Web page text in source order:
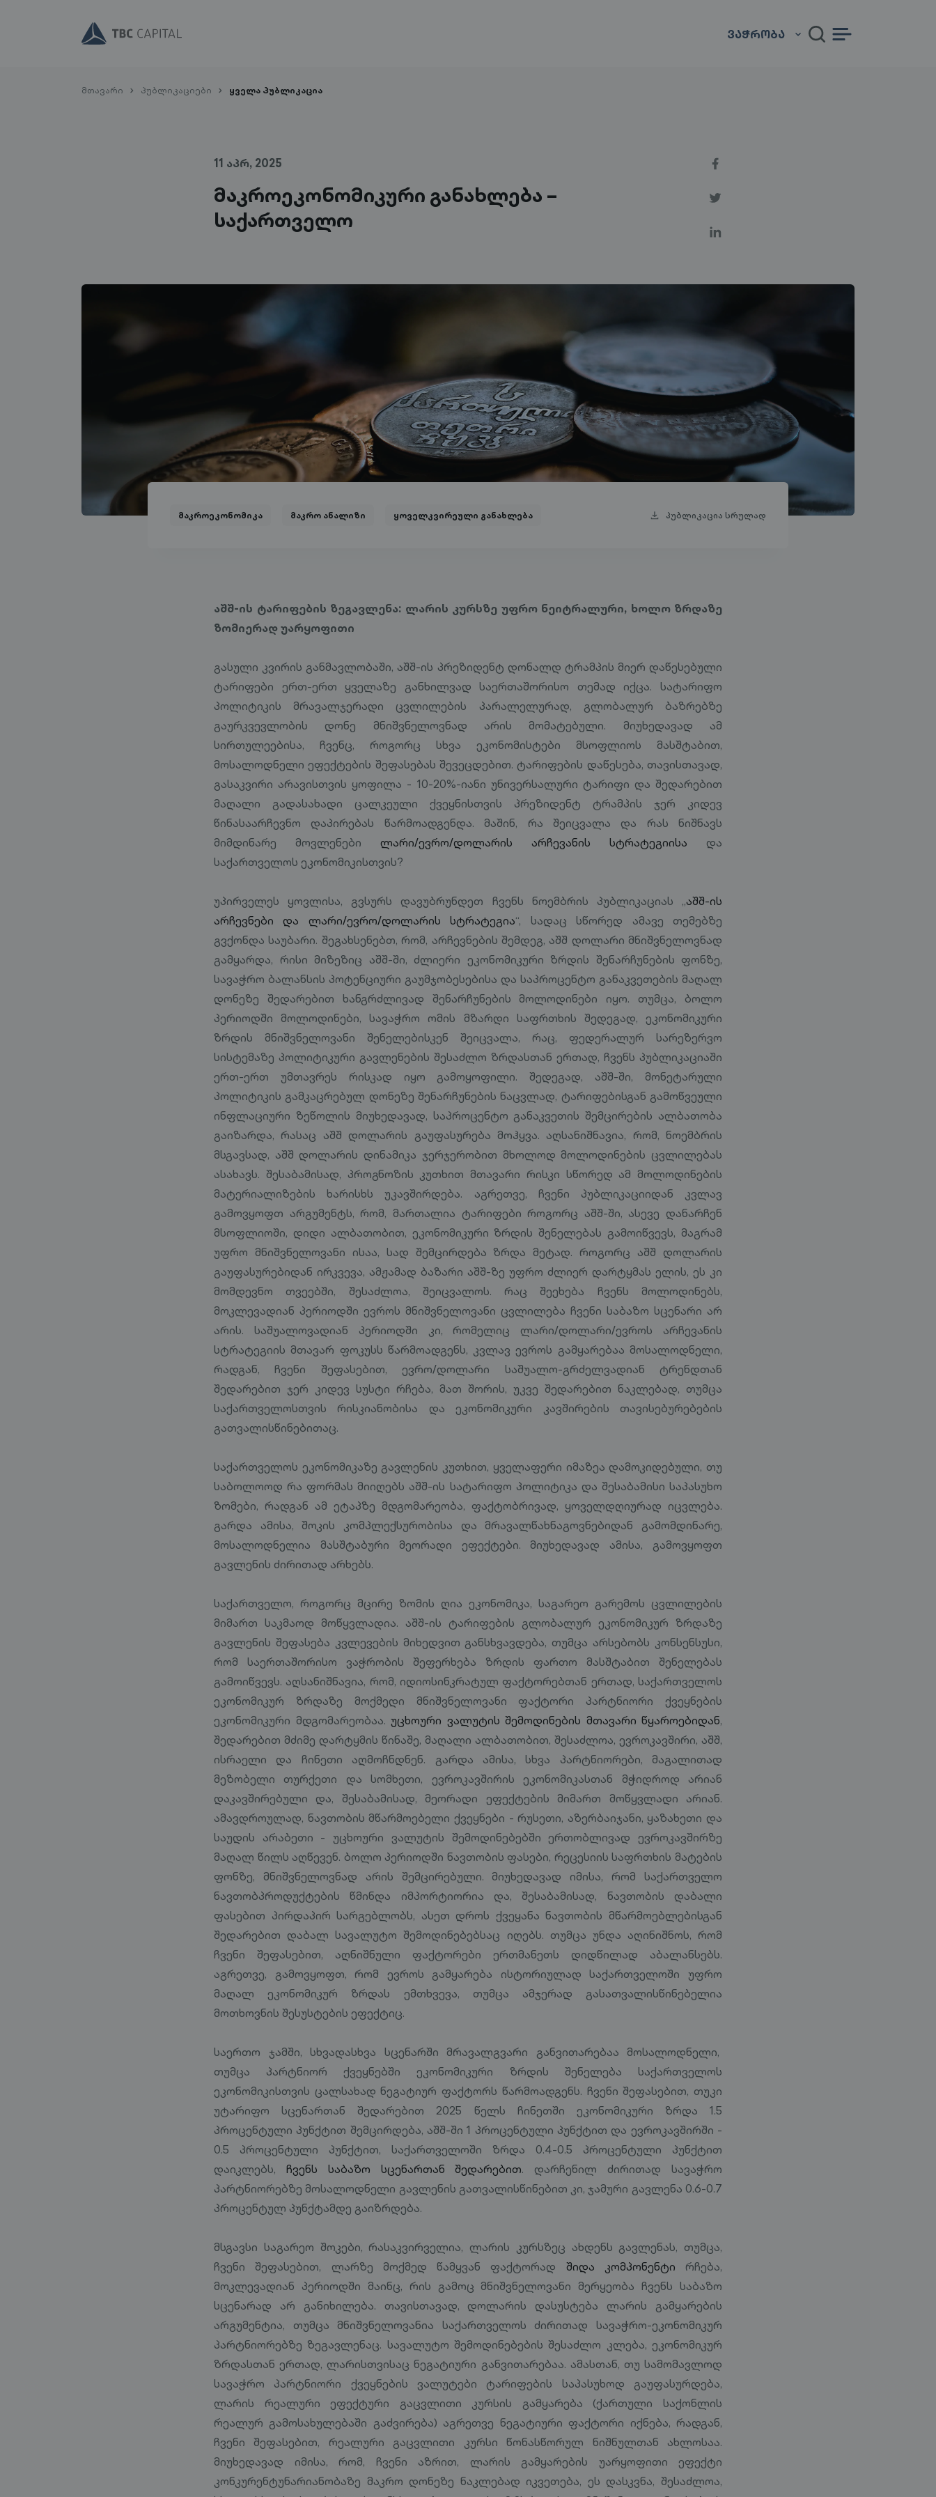
ᲕᲐᲭᲠᲝᲑᲐ
მთავარი პუბლიკაციები ყველა პუბლიკაცია
11 აპრ, 2025
მაკროეკონომიკური განახლება –
საქართველო
მაკროეკონომიკა მაკრო ანალიზი ყოველკვირეული განახლება პუბლიკაცია სრულად
აშშ-ის ტარიფების ზეგავლენა: ლარის კურსზე უფრო ნეიტრალური, ხოლო ზრდაზე
ზომიერად უარყოფითი
გასული კვირის განმავლობაში, აშშ-ის პრეზიდენტ დონალდ ტრამპის მიერ დაწესებული
ტარიფები ერთ-ერთ ყველაზე განხილვად საერთაშორისო თემად იქცა. სატარიფო
პოლიტიკის მრავალჯერადი ცვლილების პარალელურად, გლობალურ ბაზრებზე
გაურკვევლობის დონე მნიშვნელოვნად არის მომატებული. მიუხედავად ამ
სირთულეებისა, ჩვენც, როგორც სხვა ეკონომისტები მსოფლიოს მასშტაბით,
მოსალოდნელი ეფექტების შეფასებას შევეცდებით. ტარიფების დაწესება, თავისთავად,
გასაკვირი არავისთვის ყოფილა - 10-20%-იანი უნივერსალური ტარიფი და შედარებით
მაღალი გადასახადი ცალკეული ქვეყნისთვის პრეზიდენტ ტრამპის ჯერ კიდევ
წინასაარჩევნო დაპირებას წარმოადგენდა. მაშინ, რა შეიცვალა და რას ნიშნავს
მიმდინარე მოვლენები ლარი/ევრო/დოლარის არჩევანის სტრატეგიისა და
საქართველოს ეკონომიკისთვის?
უპირველეს ყოვლისა, გვსურს დავუბრუნდეთ ჩვენს ნოემბრის პუბლიკაციას „აშშ-ის
არჩევნები და ლარი/ევრო/დოლარის სტრატეგია“, სადაც სწორედ ამავე თემებზე
გვქონდა საუბარი. შეგახსენებთ, რომ, არჩევნების შემდეგ, აშშ დოლარი მნიშვნელოვნად
გამყარდა, რისი მიზეზიც აშშ-ში, ძლიერი ეკონომიკური ზრდის შენარჩუნების ფონზე,
სავაჭრო ბალანსის პოტენციური გაუმჯობესებისა და საპროცენტო განაკვეთების მაღალ
დონეზე შედარებით ხანგრძლივად შენარჩუნების მოლოდინები იყო. თუმცა, ბოლო
პერიოდში მოლოდინები, სავაჭრო ომის მზარდი საფრთხის შედეგად, ეკონომიკური
ზრდის მნიშვნელოვანი შენელებისკენ შეიცვალა, რაც, ფედერალურ სარეზერვო
სისტემაზე პოლიტიკური გავლენების შესაძლო ზრდასთან ერთად, ჩვენს პუბლიკაციაში
ერთ-ერთ უმთავრეს რისკად იყო გამოყოფილი. შედეგად, აშშ-ში, მონეტარული
პოლიტიკის გამკაცრებულ დონეზე შენარჩუნების ნაცვლად, ტარიფებისგან გამოწვეული
ინფლაციური ზეწოლის მიუხედავად, საპროცენტო განაკვეთის შემცირების ალბათობა
გაიზარდა, რასაც აშშ დოლარის გაუფასურება მოჰყვა. აღსანიშნავია, რომ, ნოემბრის
მსგავსად, აშშ დოლარის დინამიკა ჯერჯერობით მხოლოდ მოლოდინების ცვლილებას
ასახავს. შესაბამისად, პროგნოზის კუთხით მთავარი რისკი სწორედ ამ მოლოდინების
მატერიალიზების ხარისხს უკავშირდება. აგრეთვე, ჩვენი პუბლიკაციიდან კვლავ
გამოვყოფთ არგუმენტს, რომ, მართალია ტარიფები როგორც აშშ-ში, ასევე დანარჩენ
მსოფლიოში, დიდი ალბათობით, ეკონომიკური ზრდის შენელებას გამოიწვევს, მაგრამ
უფრო მნიშვნელოვანი ისაა, სად შემცირდება ზრდა მეტად. როგორც აშშ დოლარის
გაუფასურებიდან ირკვევა, ამჟამად ბაზარი აშშ-ზე უფრო ძლიერ დარტყმას ელის, ეს კი
მომდევნო თვეებში, შესაძლოა, შეიცვალოს. რაც შეეხება ჩვენს მოლოდინებს,
მოკლევადიან პერიოდში ევროს მნიშვნელოვანი ცვლილება ჩვენი საბაზო სცენარი არ
არის. საშუალოვადიან პერიოდში კი, რომელიც ლარი/დოლარი/ევროს არჩევანის
სტრატეგიის მთავარ ფოკუსს წარმოადგენს, კვლავ ევროს გამყარებაა მოსალოდნელი,
რადგან, ჩვენი შეფასებით, ევრო/დოლარი საშუალო-გრძელვადიან ტრენდთან
შედარებით ჯერ კიდევ სუსტი რჩება, მათ შორის, უკვე შედარებით ნაკლებად, თუმცა
საქართველოსთვის რისკიანობისა და ეკონომიკური კავშირების თავისებურებების
გათვალისწინებითაც.
საქართველოს ეკონომიკაზე გავლენის კუთხით, ყველაფერი იმაზეა დამოკიდებული, თუ
საბოლოოდ რა ფორმას მიიღებს აშშ-ის სატარიფო პოლიტიკა და შესაბამისი საპასუხო
ზომები, რადგან ამ ეტაპზე მდგომარეობა, ფაქტობრივად, ყოველდღიურად იცვლება.
გარდა ამისა, შოკის კომპლექსურობისა და მრავალწახნაგოვნებიდან გამომდინარე,
მოსალოდნელია მასშტაბური მეორადი ეფექტები. მიუხედავად ამისა, გამოვყოფთ
გავლენის ძირითად არხებს.
საქართველო, როგორც მცირე ზომის ღია ეკონომიკა, საგარეო გარემოს ცვლილების
მიმართ საკმაოდ მოწყვლადია. აშშ-ის ტარიფების გლობალურ ეკონომიკურ ზრდაზე
გავლენის შეფასება კვლევების მიხედვით განსხვავდება, თუმცა არსებობს კონსენსუსი,
რომ საერთაშორისო ვაჭრობის შეფერხება ზრდის ფართო მასშტაბით შენელებას
გამოიწვევს. აღსანიშნავია, რომ, იდიოსინკრატულ ფაქტორებთან ერთად, საქართველოს
ეკონომიკურ ზრდაზე მოქმედი მნიშვნელოვანი ფაქტორი პარტნიორი ქვეყნების
ეკონომიკური მდგომარეობაა. უცხოური ვალუტის შემოდინების მთავარი წყაროებიდან,
შედარებით მძიმე დარტყმის წინაშე, მაღალი ალბათობით, შესაძლოა, ევროკავშირი, აშშ,
ისრაელი და ჩინეთი აღმოჩნდნენ. გარდა ამისა, სხვა პარტნიორები, მაგალითად
მეზობელი თურქეთი და სომხეთი, ევროკავშირის ეკონომიკასთან მჭიდროდ არიან
დაკავშირებული და, შესაბამისად, მეორადი ეფექტების მიმართ მოწყვლადი არიან.
ამავდროულად, ნავთობის მწარმოებელი ქვეყნები - რუსეთი, აზერბაიჯანი, ყაზახეთი და
საუდის არაბეთი - უცხოური ვალუტის შემოდინებებში ერთობლივად ევროკავშირზე
მაღალ წილს აღწევენ. ბოლო პერიოდში ნავთობის ფასები, რეცესიის საფრთხის მატების
ფონზე, მნიშვნელოვნად არის შემცირებული. მიუხედავად იმისა, რომ საქართველო
ნავთობპროდუქტების წმინდა იმპორტიორია და, შესაბამისად, ნავთობის დაბალი
ფასებით პირდაპირ სარგებლობს, ასეთ დროს ქვეყანა ნავთობის მწარმოებლებისგან
შედარებით დაბალ სავალუტო შემოდინებებსაც იღებს. თუმცა უნდა აღინიშნოს, რომ
ჩვენი შეფასებით, აღნიშნული ფაქტორები ერთმანეთს დიდწილად აბალანსებს.
აგრეთვე, გამოვყოფთ, რომ ევროს გამყარება ისტორიულად საქართველოში უფრო
მაღალ ეკონომიკურ ზრდას ემთხვევა, თუმცა ამჯერად გასათვალისწინებელია
მოთხოვნის შესუსტების ეფექტიც.
საერთო ჯამში, სხვადასხვა სცენარში მრავალგვარი განვითარებაა მოსალოდნელი,
თუმცა პარტნიორ ქვეყნებში ეკონომიკური ზრდის შენელება საქართველოს
ეკონომიკისთვის ცალსახად ნეგატიურ ფაქტორს წარმოადგენს. ჩვენი შეფასებით, თუკი
უტარიფო სცენართან შედარებით 2025 წელს ჩინეთში ეკონომიკური ზრდა 1.5
პროცენტული პუნქტით შემცირდება, აშშ-ში 1 პროცენტული პუნქტით და ევროკავშირში -
0.5 პროცენტული პუნქტით, საქართველოში ზრდა 0.4-0.5 პროცენტული პუნქტით
დაიკლებს, ჩვენს საბაზო სცენართან შედარებით. დარჩენილ ძირითად სავაჭრო
პარტნიორებზე მოსალოდნელი გავლენის გათვალისწინებით კი, ჯამური გავლენა 0.6-0.7
პროცენტულ პუნქტამდე გაიზრდება.
მსგავსი საგარეო შოკები, რასაკვირველია, ლარის კურსზეც ახდენს გავლენას, თუმცა,
ჩვენი შეფასებით, ლარზე მოქმედ წამყვან ფაქტორად შიდა კომპონენტი რჩება,
მოკლევადიან პერიოდში მაინც, რის გამოც მნიშვნელოვანი მერყეობა ჩვენს საბაზო
სცენარად არ განიხილება. თავისთავად, დოლარის დასუსტება ლარის გამყარების
არგუმენტია, თუმცა მნიშვნელოვანია საქართველოს ძირითად სავაჭრო-ეკონომიკურ
პარტნიორებზე ზეგავლენაც. სავალუტო შემოდინებების შესაძლო კლება, ეკონომიკურ
ზრდასთან ერთად, ლარისთვისაც ნეგატიური განვითარებაა. ამასთან, თუ სამომავლოდ
სავაჭრო პარტნიორი ქვეყნების ვალუტები ტარიფების საპასუხოდ გაუფასურდება,
ლარის რეალური ეფექტური გაცვლითი კურსის გამყარება (ქართული საქონლის
რეალურ გამოსახულებაში გაძვირება) აგრეთვე ნეგატიური ფაქტორი იქნება, რადგან,
ჩვენი შეფასებით, რეალური გაცვლითი კურსი წონასწორულ ნიშნულთან ახლოსაა.
მიუხედავად იმისა, რომ, ჩვენი აზრით, ლარის გამყარების უარყოფითი ეფექტი
კონკურენტუნარიანობაზე მაკრო დონეზე ნაკლებად იკვეთება, ეს დასკვნა, შესაძლოა,